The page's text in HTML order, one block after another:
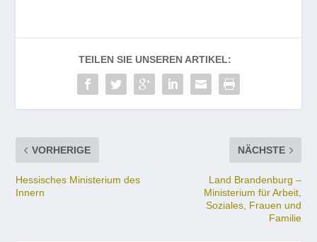
TEILEN SIE UNSEREN ARTIKEL:
VORHERIGE
Hessisches Ministerium des
Innern
NÄCHSTE
Land Brandenburg –
Ministerium für Arbeit,
Soziales, Frauen und
Familie